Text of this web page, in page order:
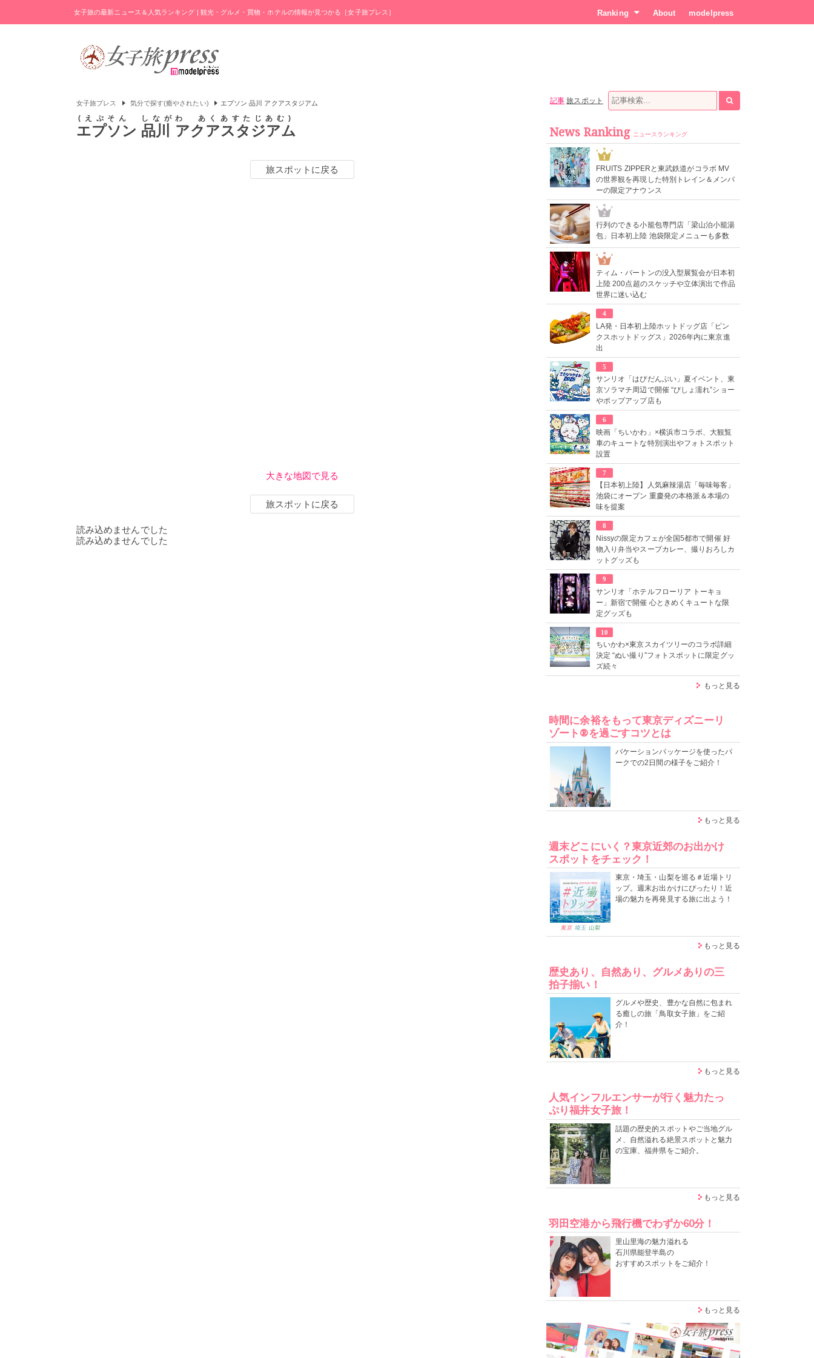
女子旅の最新ニュース＆人気ランキング | 観光・グルメ・買物・ホテルの情報が見つかる［女子旅プレス］ Ranking About modelpress
女子旅プレス 気分で探す(癒やされたい) エプソン 品川 アクアスタジアム
エプソン 品川 アクアスタジアム
えぷそん しながわ あくあすたじあむ
旅スポットに戻る
大きな地図で見る
旅スポットに戻る
読み込めませんでした
読み込めませんでした
記事 旅スポット
News Ranking ニュースランキング
1
FRUITS ZIPPERと東武鉄道がコラボ MV
の世界観を再現した特別トレイン＆メンバ
ーの限定アナウンス
2
行列のできる小籠包専門店「梁山泊小籠湯
包」日本初上陸 池袋限定メニューも多数
3
ティム・バートンの没入型展覧会が日本初
上陸 200点超のスケッチや立体演出で作品
世界に迷い込む
4
LA発・日本初上陸ホットドッグ店「ピン
クスホットドッグス」2026年内に東京進
出
5
サンリオ「はぴだんぶい」夏イベント、東
京ソラマチ周辺で開催 “びしょ濡れ”ショー
やポップアップ店も
6
映画「ちいかわ」×横浜市コラボ、大観覧
車のキュートな特別演出やフォトスポット
設置
7
【日本初上陸】人気麻辣湯店「毎味毎客」
池袋にオープン 重慶発の本格派＆本場の
味を提案
8
Nissyの限定カフェが全国5都市で開催 好
物入り弁当やスープカレー、撮りおろしカ
ットグッズも
9
サンリオ「ホテルフローリア トーキョ
ー」新宿で開催 心ときめくキュートな限
定グッズも
10
ちいかわ×東京スカイツリーのコラボ詳細
決定 “ぬい撮り”フォトスポットに限定グッ
ズ続々
もっと見る
時間に余裕をもって東京ディズニーリ
ゾート®を過ごすコツとは
バケーションパッケージを使ったパ
ークでの2日間の様子をご紹介！
もっと見る
週末どこにいく？東京近郊のお出かけ
スポットをチェック！
東京・埼玉・山梨を巡る＃近場トリ
ップ。週末お出かけにぴったり！近
場の魅力を再発見する旅に出よう！
もっと見る
歴史あり、自然あり、グルメありの三
拍子揃い！
グルメや歴史、豊かな自然に包まれ
る癒しの旅「鳥取女子旅」をご紹
介！
もっと見る
人気インフルエンサーが行く魅力たっ
ぷり福井女子旅！
話題の歴史的スポットやご当地グル
メ、自然溢れる絶景スポットと魅力
の宝庫、福井県をご紹介。
もっと見る
羽田空港から飛行機でわずか60分！
里山里海の魅力溢れる
石川県能登半島の
おすすめスポットをご紹介！
もっと見る